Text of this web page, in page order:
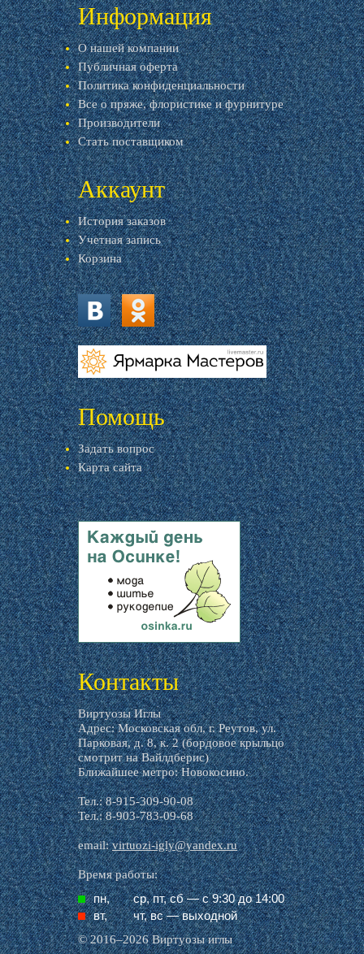
Информация
О нашей компании
Публичная оферта
Политика конфиденциальности
Все о пряже, флористике и фурнитуре
Производители
Стать поставщиком
Аккаунт
История заказов
Учетная запись
Корзина
vk.com ok.ru
livemaster.ru
Помощь
Задать вопрос
Карта сайта
livemaster.ru
Контакты
Виртуозы Иглы
Адрес: Московская обл, г. Реутов, ул.
Парковая, д. 8, к. 2 (бордовое крыльцо
смотрит на Вайлдберис)
Ближайшее метро: Новокосино.
Тел.: 8-915-309-90-08
Тел.: 8-903-783-09-68
email:virtuozi-igly@yandex.ru
Время работы:
пн,
ср, пт, cб — с 9:30 до 14:00
вт,
чт, вс — выходной
© 2016–2026 Виртуозы иглы